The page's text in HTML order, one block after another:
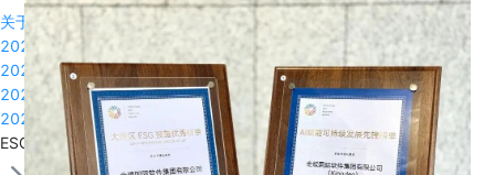
关于创见者
2025全球创见者大会
2024全球创见者大会
2023全球创见者大会
2022全球创见者大会
ESG